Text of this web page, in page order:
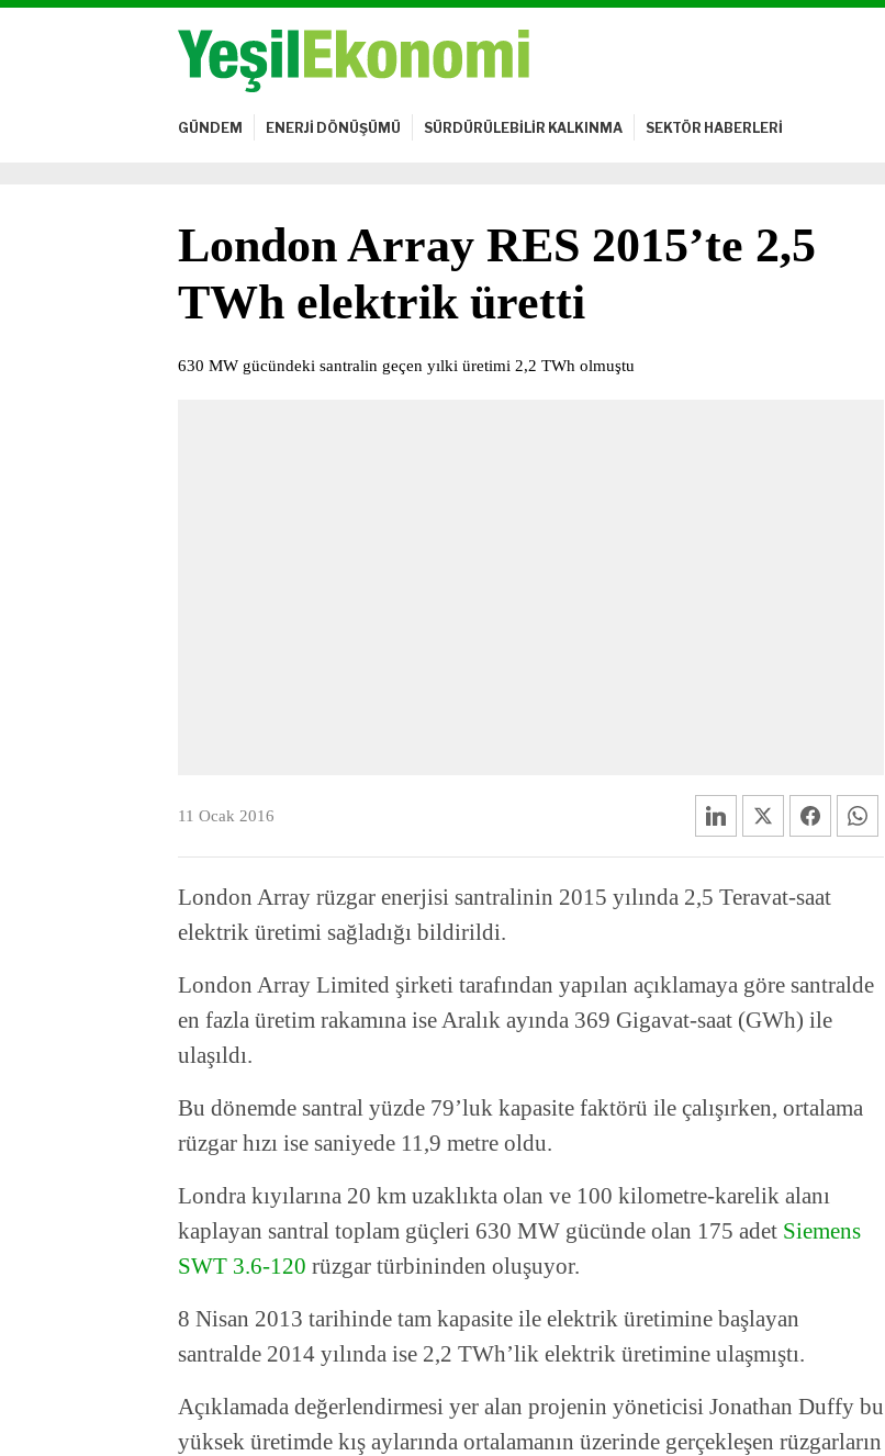
GÜNDEM ENERJİ DÖNÜŞÜMÜ SÜRDÜRÜLEBİLİR KALKINMA SEKTÖR HABERLERİ
London Array RES 2015’te 2,5
TWh elektrik üretti
630 MW gücündeki santralin geçen yılki üretimi 2,2 TWh olmuştu
11 Ocak 2016
London Array rüzgar enerjisi santralinin 2015 yılında 2,5 Teravat-saat
elektrik üretimi sağladığı bildirildi.
London Array Limited şirketi tarafından yapılan açıklamaya göre santralde
en fazla üretim rakamına ise Aralık ayında 369 Gigavat-saat (GWh) ile
ulaşıldı.
Bu dönemde santral yüzde 79’luk kapasite faktörü ile çalışırken, ortalama
rüzgar hızı ise saniyede 11,9 metre oldu.
Londra kıyılarına 20 km uzaklıkta olan ve 100 kilometre-karelik alanı
kaplayan santral toplam güçleri 630 MW gücünde olan 175 adet Siemens
SWT 3.6-120 rüzgar türbininden oluşuyor.
8 Nisan 2013 tarihinde tam kapasite ile elektrik üretimine başlayan
santralde 2014 yılında ise 2,2 TWh’lik elektrik üretimine ulaşmıştı.
Açıklamada değerlendirmesi yer alan projenin yöneticisi Jonathan Duffy bu
yüksek üretimde kış aylarında ortalamanın üzerinde gerçekleşen rüzgarların